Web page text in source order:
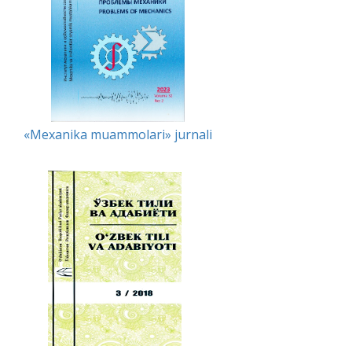
«Mexanika muammolari» jurnali